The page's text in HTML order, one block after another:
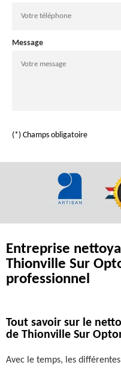
Message
(*) Champs obligatoire
Entreprise
Thionville Sur
professionnel
Tout savoir sur le
de Thionville Sur
Avec le temps, les